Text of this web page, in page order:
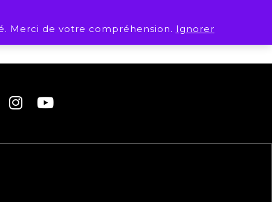
Merci de votre compréhension. Ignorer